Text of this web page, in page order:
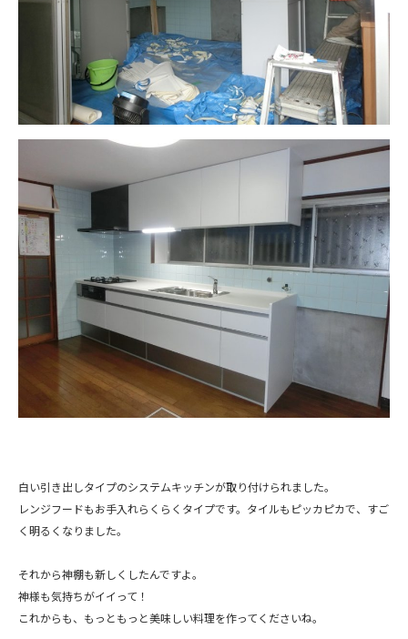
白い引き出しタイプのシステムキッチンが取り付けられました。
レンジフードもお手入れらくらくタイプです。タイルもピッカピカで、すご
く明るくなりました。
それから神棚も新しくしたんですよ。
神様も気持ちがイイって！
これからも、もっともっと美味しい料理を作ってくださいね。